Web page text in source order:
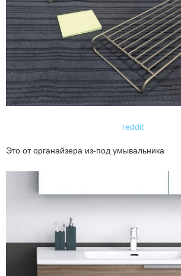
reddit
Это от органайзера из-под умывальника